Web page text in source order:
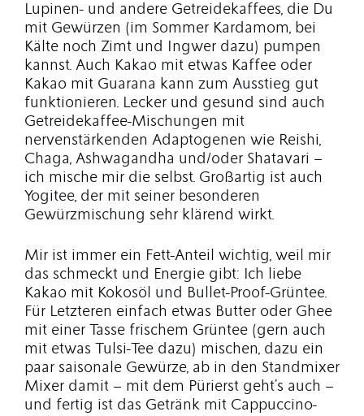
Lupinen- und andere Getreidekaffees, die Du
mit Gewürzen (im Sommer Kardamom, bei
Kälte noch Zimt und Ingwer dazu) pumpen
kannst. Auch Kakao mit etwas Kaffee oder
Kakao mit Guarana kann zum Ausstieg gut
funktionieren. Lecker und gesund sind auch
Getreidekaffee-Mischungen mit
nervenstärkenden Adaptogenen wie Reishi,
Chaga, Ashwagandha und/oder Shatavari –
ich mische mir die selbst. Großartig ist auch
Yogitee, der mit seiner besonderen
Gewürzmischung sehr klärend wirkt.
Mir ist immer ein Fett-Anteil wichtig, weil mir
das schmeckt und Energie gibt: Ich liebe
Kakao mit Kokosöl und Bullet-Proof-Grüntee.
Für Letzteren einfach etwas Butter oder Ghee
mit einer Tasse frischem Grüntee (gern auch
mit etwas Tulsi-Tee dazu) mischen, dazu ein
paar saisonale Gewürze, ab in den Standmixer
Mixer damit – mit dem Pürierst geht’s auch –
und fertig ist das Getränk mit Cappuccino-